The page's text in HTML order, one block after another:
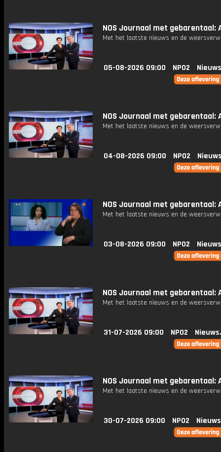
NOS Journaal met gebarentaal:
Met het laatste nieuws en de
05-08-2026 09:00 NPO2
NOS Journaal met gebarentaal:
Met het laatste nieuws en de
04-08-2026 09:00 NPO2
NOS Journaal met gebarentaal:
Met het laatste nieuws en de
03-08-2026 09:00 NPO2
NOS Journaal met gebarentaal:
Met het laatste nieuws en de
31-07-2026 09:00 NPO2
NOS Journaal met gebarentaal:
Met het laatste nieuws en de
30-07-2026 09:00 NPO2